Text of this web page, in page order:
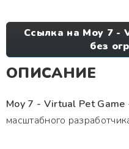
Ссылка на Moy 7
без
ОПИСАНИЕ
Moy 7 - Virtual Pet Game
масштабного